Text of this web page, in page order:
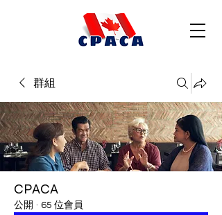
群組
CPACA
公開 · 65 位會員